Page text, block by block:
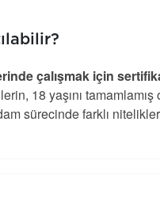
çalışmak için
18 yaşını tamamlamış
sürecinde farklı